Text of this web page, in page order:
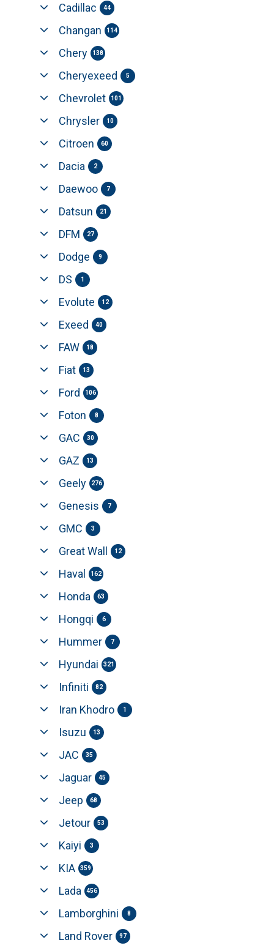
Cadillac 44
Changan 114
Chery 138
Cheryexeed 5
Chevrolet 101
Chrysler 10
Citroen 60
Dacia 2
Daewoo 7
Datsun 21
DFM 27
Dodge 9
DS 1
Evolute 12
Exeed 40
FAW 18
Fiat 13
Ford 106
Foton 8
GAC 30
GAZ 13
Geely 276
Genesis 7
GMC 3
Great Wall 12
Haval 162
Honda 63
Hongqi 6
Hummer 7
Hyundai 321
Infiniti 82
Iran Khodro 1
Isuzu 13
JAC 35
Jaguar 45
Jeep 68
Jetour 53
Kaiyi 3
KIA 359
Lada 456
Lamborghini 8
Land Rover 97